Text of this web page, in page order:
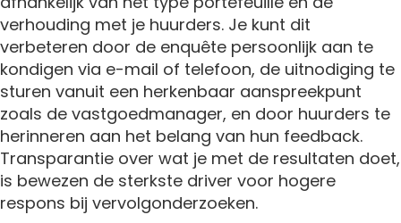
verhouding met je huurders. Je kunt dit
verbeteren door de enquête persoonlijk aan te
kondigen via e-mail of telefoon, de uitnodiging te
sturen vanuit een herkenbaar aanspreekpunt
zoals de vastgoedmanager, en door huurders te
herinneren aan het belang van hun feedback.
Transparantie over wat je met de resultaten doet,
is bewezen de sterkste driver voor hogere
respons bij vervolgonderzoeken.